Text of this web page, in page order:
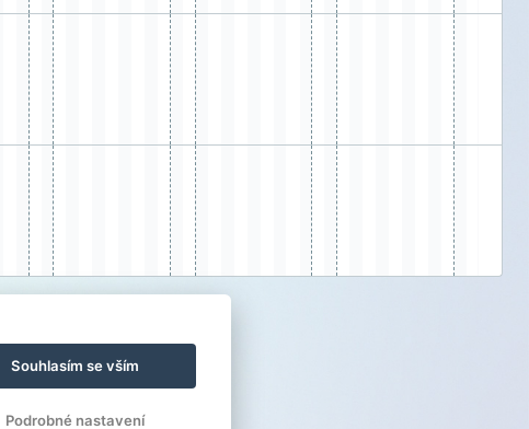
Souhlasím se vším
Podrobné nastavení